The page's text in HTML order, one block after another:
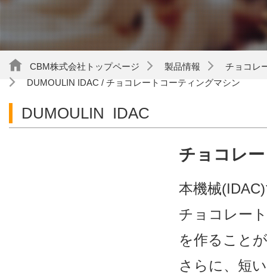
CBM株式会社トップページ 製品情報
チョコレ
DUMOULIN IDAC / チョコレートコーティングマシン
DUMOULIN IDAC
チョコレ
本機械
チョコレー
を作ること
さらに、短